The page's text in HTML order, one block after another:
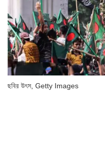
ছবির উৎস, Getty Images